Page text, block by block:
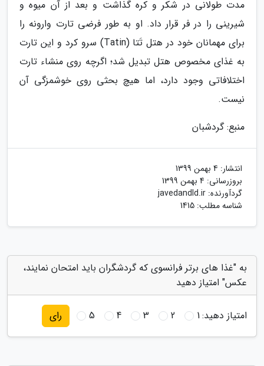
مدت طولانی در شکر و کره گذاشت و بعد از آن میوه و
شیرینی را در فر قرار داد. او به طور فرضی تارت وارونه را
برای مهمانان خود در هتل تَتا (Tatin) سرو کرد و این تارت
به غذای مخصوص هتل تبدیل شد؛ اگرچه روی منشاء تارت
اختلافاتی وجود دارد، اما هیچ بحثی روی خوشمزگی آن
نیست.
منبع: گردشبان
انتشار: 4 بهمن 1399
بروزرسانی: 4 بهمن 1399
گردآورنده: javedandld.ir
شناسه مطلب: 1415
به "غذا های برتر فرانسوی که گردشگران باید امتحان نمایند،
عکس" امتیاز دهید
امتیاز دهید:1
2
3
4
5 رای